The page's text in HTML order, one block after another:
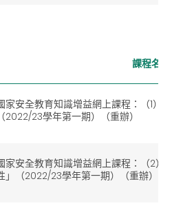
課程名稱
家安全教育知識增益網上課程：（1）
（2022/23學年第一期）（重辦）
家安全教育知識增益網上課程：（2）
」（2022/23學年第一期）（重辦）